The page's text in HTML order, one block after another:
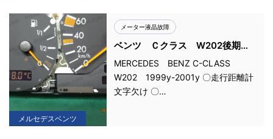
メルセデスベンツ
メーター液晶故障
ベンツ Ｃクラス W202後期
液晶文字欠け
MERCEDES BENZ C-CLASS
W202 1999y-2001y 〇走行距離計
文字欠け 〇…